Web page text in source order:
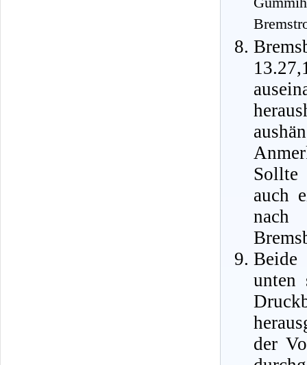
Sollte
auch
Beide
unten
der